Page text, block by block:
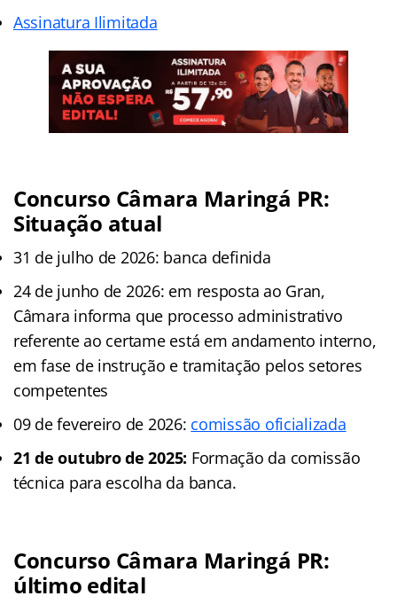
Assinatura Ilimitada
Concurso Câmara Maringá PR:
Situação atual
31 de julho de 2026: banca definida
24 de junho de 2026: em resposta ao Gran,
Câmara informa que processo administrativo
referente ao certame está em andamento interno,
em fase de instrução e tramitação pelos setores
competentes
09 de fevereiro de 2026: comissão oficializada
21 de outubro de 2025: Formação da comissão
técnica para escolha da banca.
Concurso Câmara Maringá PR:
último edital